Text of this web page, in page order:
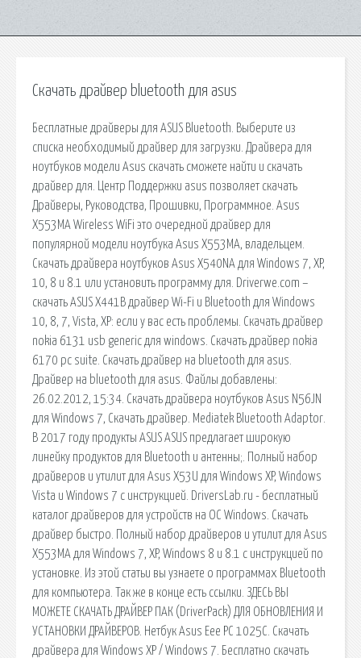
Скачать драйвер bluetooth для asus
Бесплатные драйверы для ASUS Bluetooth. Выберите из
списка необходимый драйвер для загрузки. Драйвера для
ноутбуков модели Asus скачать сможете найти и скачать
драйвер для. Центр Поддержки asus позволяет скачать
Драйверы, Руководства, Прошивки, Программное. Asus
X553MA Wireless WiFi это очередной драйвер для
популярной модели ноутбука Asus X553MA, владельцем.
Скачать драйвера ноутбуков Asus X540NA для Windows 7, XP,
10, 8 и 8.1 или установить программу для. Driverwe.com –
скачать ASUS X441B драйвер Wi-Fi и Bluetooth для Windows
10, 8, 7, Vista, XP: если у вас есть проблемы. Скачать драйвер
nokia 6131 usb generic для windows. Скачать драйвер nokia
6170 pc suite. Скачать драйвер на bluetooth для asus.
Драйвер на bluetooth для asus. Файлы добавлены:
26.02.2012, 15:34. Скачать драйвера ноутбуков Asus N56JN
для Windows 7, Скачать драйвер. Mediatek Bluetooth Adaptor.
В 2017 году продукты ASUS ASUS предлагает широкую
линейку продуктов для Bluetooth и антенны;. Полный набор
драйверов и утилит для Asus X53U для Windows XP, Windows
Vista и Windows 7 с инструкцией. DriversLab.ru - бесплатный
каталог драйверов для устройств на ОС Windows. Скачать
драйвер быстро. Полный набор драйверов и утилит для Asus
X553MA для Windows 7, XP, Windows 8 и 8.1 с инструкцией по
установке. Из этой статьи вы узнаете о программах Bluetooth
для компьютера. Так же в конце есть ссылки. ЗДЕСЬ ВЫ
МОЖЕТЕ СКАЧАТЬ ДРАЙВЕР ПАК (DriverPack) ДЛЯ ОБНОВЛЕНИЯ И
УСТАНОВКИ ДРАЙВЕРОВ. Нетбук Asus Eee PC 1025C. Скачать
драйвера для Windows XP / Windows 7. Бесплатно скачать